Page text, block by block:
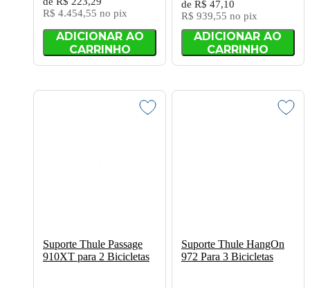
R$ 4.454,55 no pix
ADICIONAR AO
CARRINHO
de R$ 47,10
R$ 939,55 no pix
ADICIONAR AO
CARRINHO
Suporte Thule Passage
910XT para 2 Bicicletas
Suporte Thule HangOn
972 Para 3 Bicicletas